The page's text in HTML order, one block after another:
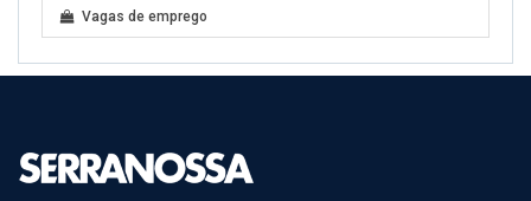
Vagas de emprego